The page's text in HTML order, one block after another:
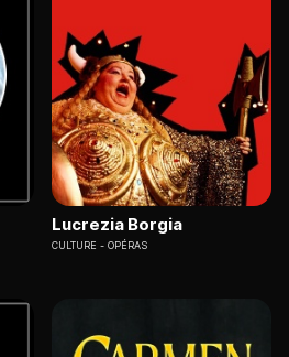
Lucrezia Borgia
CULTURE OPÉRAS